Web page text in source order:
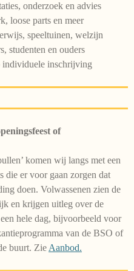
onderzoek en advies
loose parts en meer
speeltuinen, welzijn
studenten en ouders
individuele inschrijving
of
komen wij langs met een
die er voor gaan zorgen dat
doen. Volwassenen zien de
en krijgen uitleg over de
hele dag, bijvoorbeeld voor
van de BSO of
buurt. Zie Aanbod.